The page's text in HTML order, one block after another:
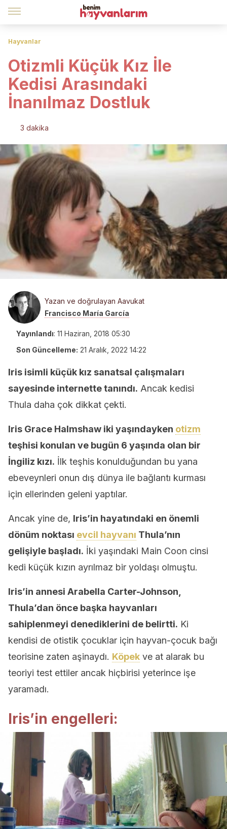
Hayvanlar
Otizmli Küçük Kız İle
Kedisi Arasındaki
İnanılmaz Dostluk
3 dakika
Yazan ve doğrulayan Aavukat
Francisco María García
Yayınlandı: 11 Haziran, 2018 05:30
Son Güncelleme: 21 Aralık, 2022 14:22
Iris isimli küçük kız sanatsal çalışmaları
sayesinde internette tanındı. Ancak kedisi
Thula daha çok dikkat çekti.
Iris Grace Halmshaw iki yaşındayken otizm
teşhisi konulan ve bugün 6 yaşında olan bir
İngiliz kızı. İlk teşhis konulduğundan bu yana
ebeveynleri onun dış dünya ile bağlantı kurması
için ellerinden geleni yaptılar.
Ancak yine de, Iris’in hayatındaki en önemli
dönüm noktası evcil hayvanı Thula’nın
gelişiyle başladı. İki yaşındaki Main Coon cinsi
kedi küçük kızın ayrılmaz bir yoldaşı olmuştu.
Iris’in annesi Arabella Carter-Johnson,
Thula’dan önce başka hayvanları
sahiplenmeyi denediklerini de belirtti. Ki
kendisi de otistik çocuklar için hayvan-çocuk bağı
teorisine zaten aşinaydı. Köpek ve at alarak bu
teoriyi test ettiler ancak hiçbirisi yeterince işe
yaramadı.
Iris’in engelleri: